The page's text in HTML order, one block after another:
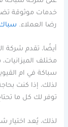
خدمات موثوقة
رضا العملاء.
أيضًا، تقدم شركة
مختلف
سباكة في ام
لذلك، إذا كنت
توفر لك كل ما
لذلك، يُعد اختيار